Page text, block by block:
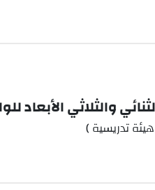
والثلاثي الأبعاد
تدريسية )